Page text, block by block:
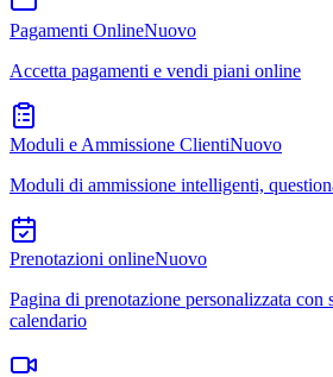
Pagamenti OnlineNuovo
Accetta pagamenti e vendi piani online
Moduli e Ammissione ClientiNuovo
Moduli di ammissione intelligenti,
Prenotazioni onlineNuovo
Pagina di prenotazione personalizzata con
calendario